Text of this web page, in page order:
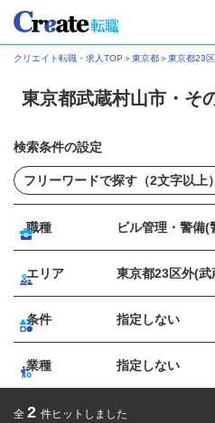
クリエイト転職・求人TOP ＞東京都＞東京都23
東京都武蔵村山市・そ
検索条件の設定
職種 ビル管理・警備(
エリア 東京都23区外(武
条件 指定しない
業種 指定しない
全 2 件ヒットしました